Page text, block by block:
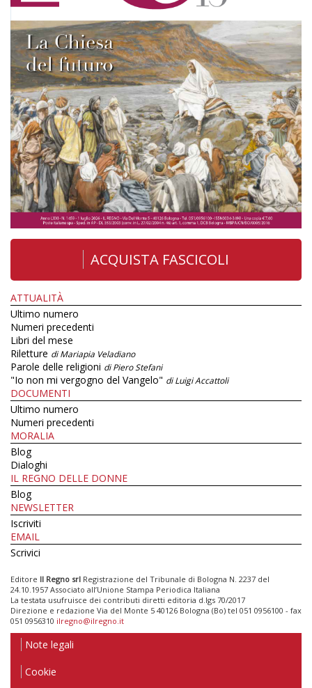
ACQUISTA FASCICOLI
ATTUALITÀ
Ultimo numero
Numeri precedenti
Libri del mese
Riletture di Mariapia Veladiano
Parole delle religioni di Piero Stefani
"Io non mi vergogno del Vangelo" di Luigi Accattoli
DOCUMENTI
Ultimo numero
Numeri precedenti
MORALIA
Blog
Dialoghi
IL REGNO DELLE DONNE
Blog
NEWSLETTER
Iscriviti
EMAIL
Scrivici
Editore Il Regno srl Registrazione del Tribunale di Bologna N. 2237 del
24.10.1957 Associato all’Unione Stampa Periodica Italiana
La testata usufruisce dei contributi diretti editoria d.lgs 70/2017
Direzione e redazione Via del Monte 5 40126 Bologna (Bo) tel 051 0956100 - fax
051 0956310 ilregno@ilregno.it
Note legali
Cookie